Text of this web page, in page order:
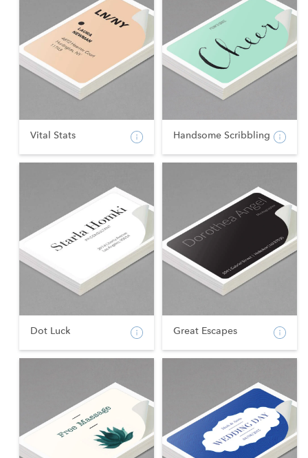
Vital Stats Handsome Scribbling
Dot Luck Great Escapes